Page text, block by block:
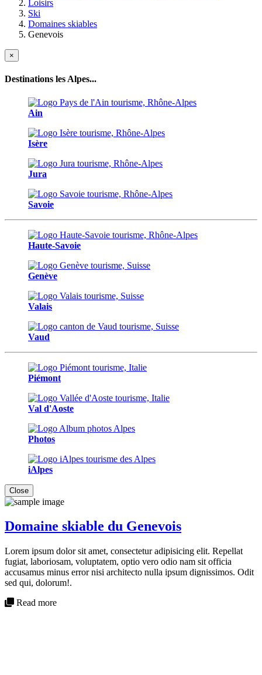
Loisirs
Ski
Domaines skiables
Genevois
×
Destinations les Alpes...
Ain
Isère
Jura
Savoie
Haute-Savoie
Genève
Valais
Vaud
Piémont
Val d'Aoste
Photos
iAlpes
Close
Domaine skiable du Genevois
Lorem ipsum dolor sit amet, consectetur adipisicing elit. Repellat
fugiat, laboriosam, voluptatem, optio vero odio nam sit officia
accusamus minus error nisi architecto nulla ipsum dignissimos. Odit
sed qui, dolorum!.
Read more